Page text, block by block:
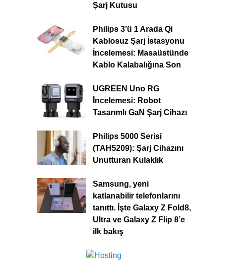
Şarj Kutusu
Philips 3’ü 1 Arada Qi
Kablosuz Şarj İstasyonu
İncelemesi: Masaüstünde
Kablo Kalabalığına Son
UGREEN Uno RG
İncelemesi: Robot
Tasarımlı GaN Şarj Cihazı
Philips 5000 Serisi
(TAH5209): Şarj Cihazını
Unutturan Kulaklık
Samsung, yeni
katlanabilir telefonlarını
tanıttı. İşte Galaxy Z Fold8,
Ultra ve Galaxy Z Flip 8’e
ilk bakış